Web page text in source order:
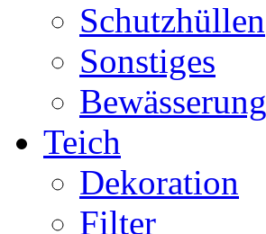
Schutzhüllen
Sonstiges
Bewässerung
Teich
Dekoration
Filter